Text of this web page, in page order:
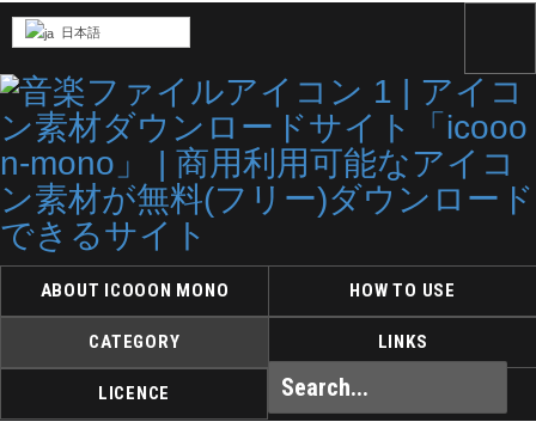
ABOUT ICOOON MONO HOW TO USE
CATEGORY LINKS
LICENCE
日本語